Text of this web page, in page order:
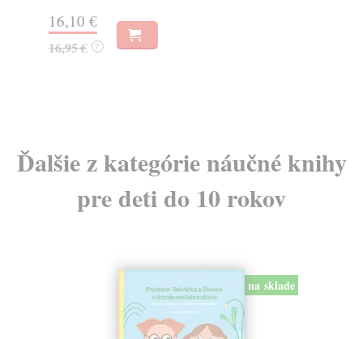
16,10 €
16,95 € ?
Ďalšie z kategórie náučné knihy
pre deti do 10 rokov
na sklade